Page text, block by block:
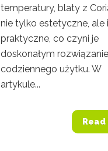
temperatury, blaty z
nie tylko estetyczne, ale i
praktyczne, co czyni je
doskonałym
codziennego użytku. W
artykule...
Read